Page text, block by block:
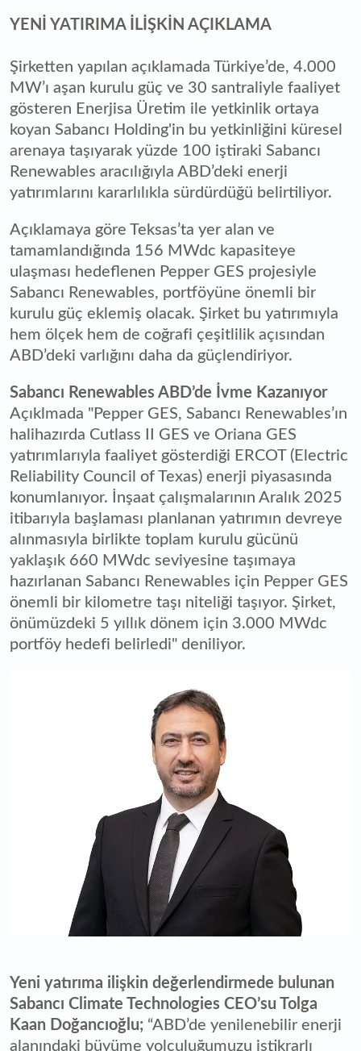
YENİ YATIRIMA İLİŞKİN AÇIKLAMA
Şirketten yapılan açıklamada Türkiye’de, 4.000
MW’ı aşan kurulu güç ve 30 santraliyle faaliyet
gösteren Enerjisa Üretim ile yetkinlik ortaya
koyan Sabancı Holding'in bu yetkinliğini küresel
arenaya taşıyarak yüzde 100 iştiraki Sabancı
Renewables aracılığıyla ABD’deki enerji
yatırımlarını kararlılıkla sürdürdüğü belirtiliyor.
Açıklamaya göre Teksas’ta yer alan ve
tamamlandığında 156 MWdc kapasiteye
ulaşması hedeflenen Pepper GES projesiyle
Sabancı Renewables, portföyüne önemli bir
kurulu güç eklemiş olacak. Şirket bu yatırımıyla
hem ölçek hem de coğrafi çeşitlilik açısından
ABD’deki varlığını daha da güçlendiriyor.
Sabancı Renewables ABD’de İvme Kazanıyor
Açıklmada "Pepper GES, Sabancı Renewables’ın
halihazırda Cutlass II GES ve Oriana GES
yatırımlarıyla faaliyet gösterdiği ERCOT (Electric
Reliability Council of Texas) enerji piyasasında
konumlanıyor. İnşaat çalışmalarının Aralık 2025
itibarıyla başlaması planlanan yatırımın devreye
alınmasıyla birlikte toplam kurulu gücünü
yaklaşık 660 MWdc seviyesine taşımaya
hazırlanan Sabancı Renewables için Pepper GES
önemli bir kilometre taşı niteliği taşıyor. Şirket,
önümüzdeki 5 yıllık dönem için 3.000 MWdc
portföy hedefi belirledi" deniliyor.
Yeni yatırıma ilişkin değerlendirmede bulunan
Sabancı Climate Technologies CEO’su Tolga
Kaan Doğancıoğlu; “ABD’de yenilenebilir enerji
alanındaki büyüme yolculuğumuzu istikrarlı